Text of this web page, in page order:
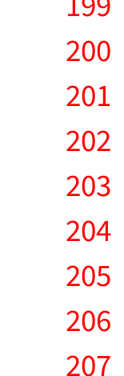
200
201
202
203
204
205
206
207